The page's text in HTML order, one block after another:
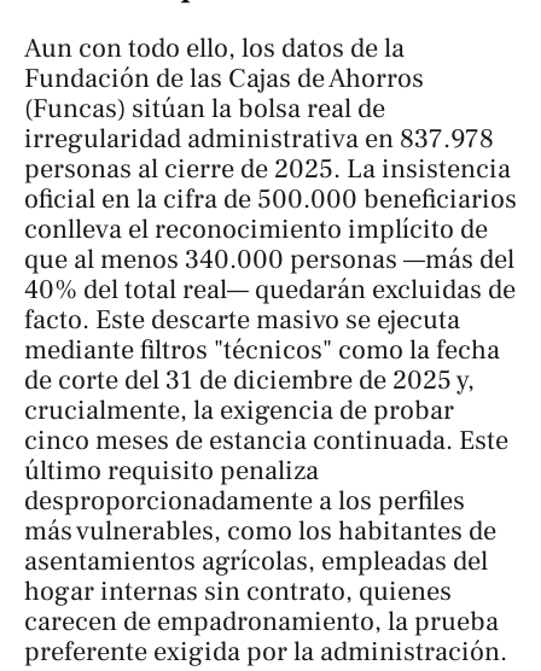
Aun con todo ello, los datos de la
Fundación de las Cajas de Ahorros
(Funcas) sitúan la bolsa real de
irregularidad administrativa en 837.978
personas al cierre de 2025. La insistencia
oficial en la cifra de 500.000 beneficiarios
conlleva el reconocimiento implícito de
que al menos 340.000 personas —más del
40% del total real— quedarán excluidas de
facto. Este descarte masivo se ejecuta
mediante filtros "técnicos" como la fecha
de corte del 31 de diciembre de 2025 y,
crucialmente, la exigencia de probar
cinco meses de estancia continuada. Este
último requisito penaliza
desproporcionadamente a los perfiles
más vulnerables, como los habitantes de
asentamientos agrícolas, empleadas del
hogar internas sin contrato, quienes
carecen de empadronamiento, la prueba
preferente exigida por la administración.